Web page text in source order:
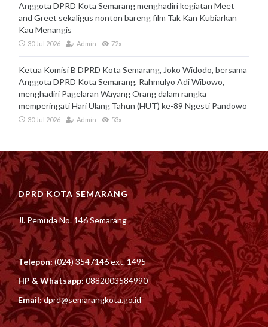
Anggota DPRD Kota Semarang menghadiri kegiatan Meet
and Greet sekaligus nonton bareng film Tak Kan Kubiarkan
Kau Menangis
30 Jul 2026 Admin 72x
Ketua Komisi B DPRD Kota Semarang, Joko Widodo, bersama
Anggota DPRD Kota Semarang, Rahmulyo Adi Wibowo,
menghadiri Pagelaran Wayang Orang dalam rangka
memperingati Hari Ulang Tahun (HUT) ke-89 Ngesti Pandowo
30 Jul 2026 Admin 53x
DPRD KOTA SEMARANG
Jl. Pemuda No. 146 Semarang
Telepon:(024) 3547146 ext. 1495
HP & Whatsapp:0882003584990
Email:dprd@semarangkota.go.id